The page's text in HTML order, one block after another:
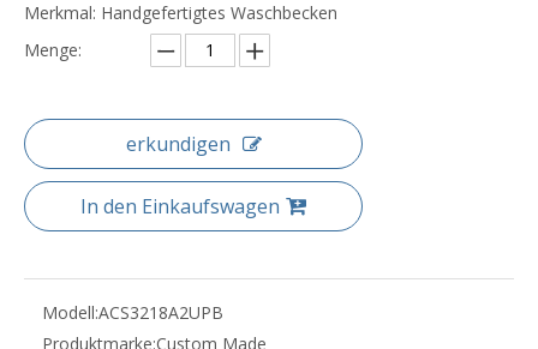
Merkmal: Handgefertigtes Waschbecken
Menge:
erkundigen
In den Einkaufswagen
Modell:ACS3218A2UPB
Produktmarke:Custom Made